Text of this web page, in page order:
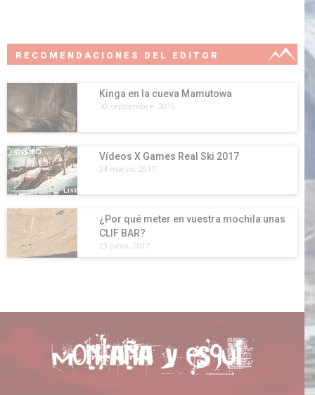
RECOMENDACIONES DEL EDITOR
Kinga en la cueva Mamutowa
30 septiembre, 2016
Vídeos X Games Real Ski 2017
24 marzo, 2017
¿Por qué meter en vuestra mochila unas
CLIF BAR?
23 junio, 2017